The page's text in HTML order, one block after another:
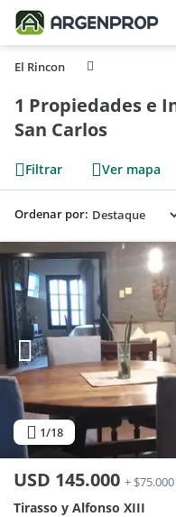
El Rincon
1 Propiedades e
San Carlos
Filtrar Ver mapa
Ordenar por:
1/18
USD 145.000 +
Tirasso y Alfonso XIII